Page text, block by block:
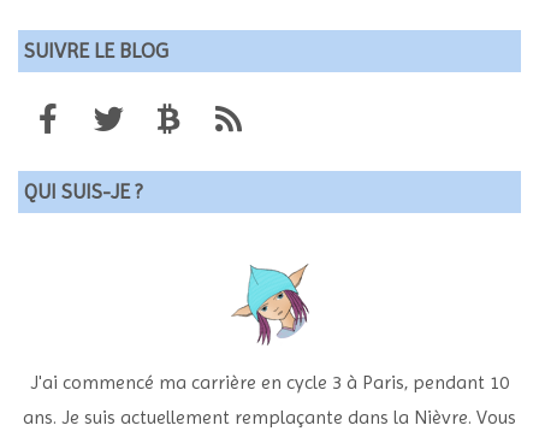
SUIVRE LE BLOG
QUI SUIS-JE ?
J'ai commencé ma carrière en cycle 3 à Paris, pendant 10
ans. Je suis actuellement remplaçante dans la Nièvre. Vous